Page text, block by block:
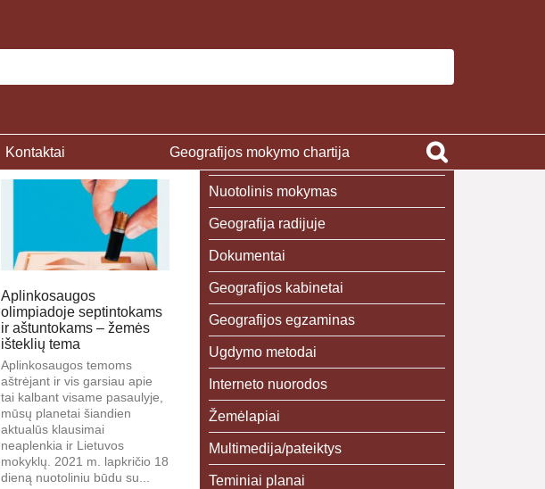
Kontaktai Geografijos mokymo chartija
Aplinkosaugos
olimpiadoje septintokams
ir aštuntokams – žemės
išteklių tema
Aplinkosaugos temoms
aštrėjant ir vis garsiau apie
tai kalbant visame pasaulyje,
mūsų planetai šiandien
aktualūs klausimai
neaplenkia ir Lietuvos
mokyklų. 2021 m. lapkričio 18
dieną nuotoliniu būdu su...
Nuotolinis mokymas
Geografija radijuje
Dokumentai
Geografijos kabinetai
Geografijos egzaminas
Ugdymo metodai
Interneto nuorodos
Žemėlapiai
Multimedija/pateiktys
Teminiai planai